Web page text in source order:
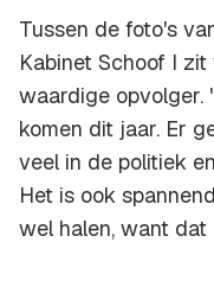
Tussen de foto's
Kabinet Schoof I
waardige opvolger.
komen dit jaar. Er
veel in de politiek
Het is ook
wel halen, want dat